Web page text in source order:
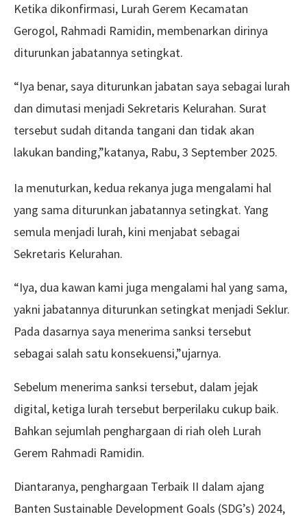
Ketika dikonfirmasi, Lurah Gerem Kecamatan
Gerogol, Rahmadi Ramidin, membenarkan dirinya
diturunkan jabatannya setingkat.
“Iya benar, saya diturunkan jabatan saya sebagai lurah
dan dimutasi menjadi Sekretaris Kelurahan. Surat
tersebut sudah ditanda tangani dan tidak akan
lakukan banding,”katanya, Rabu, 3 September 2025.
Ia menuturkan, kedua rekanya juga mengalami hal
yang sama diturunkan jabatannya setingkat. Yang
semula menjadi lurah, kini menjabat sebagai
Sekretaris Kelurahan.
“Iya, dua kawan kami juga mengalami hal yang sama,
yakni jabatannya diturunkan setingkat menjadi Seklur.
Pada dasarnya saya menerima sanksi tersebut
sebagai salah satu konsekuensi,”ujarnya.
Sebelum menerima sanksi tersebut, dalam jejak
digital, ketiga lurah tersebut berperilaku cukup baik.
Bahkan sejumlah penghargaan di riah oleh Lurah
Gerem Rahmadi Ramidin.
Diantaranya, penghargaan Terbaik II dalam ajang
Banten Sustainable Development Goals (SDG’s) 2024,